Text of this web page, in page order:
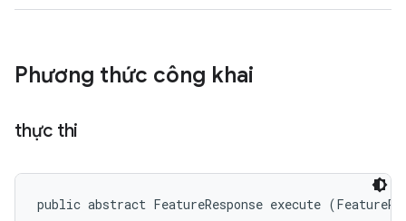
Phương thức công khai
thực thi
public abstract FeatureResponse execute